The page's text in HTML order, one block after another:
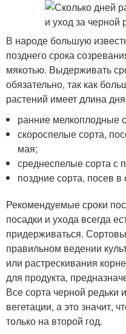
В народе большую
позднего срока
мякотью. Выдерживать
обязательно, так как
растений имеет длина
ранние мелкоплодные
скороспелые сорта,
мая;
среднеспелые сорта с
поздние сорта, посев
Рекомендуемые сроки
посадки и ухода всегда
придерживаться.
правильном ведении
или растрескивания
для продукта,
Все сорта черной редьки
вегетации, а это значит,
только на второй год.